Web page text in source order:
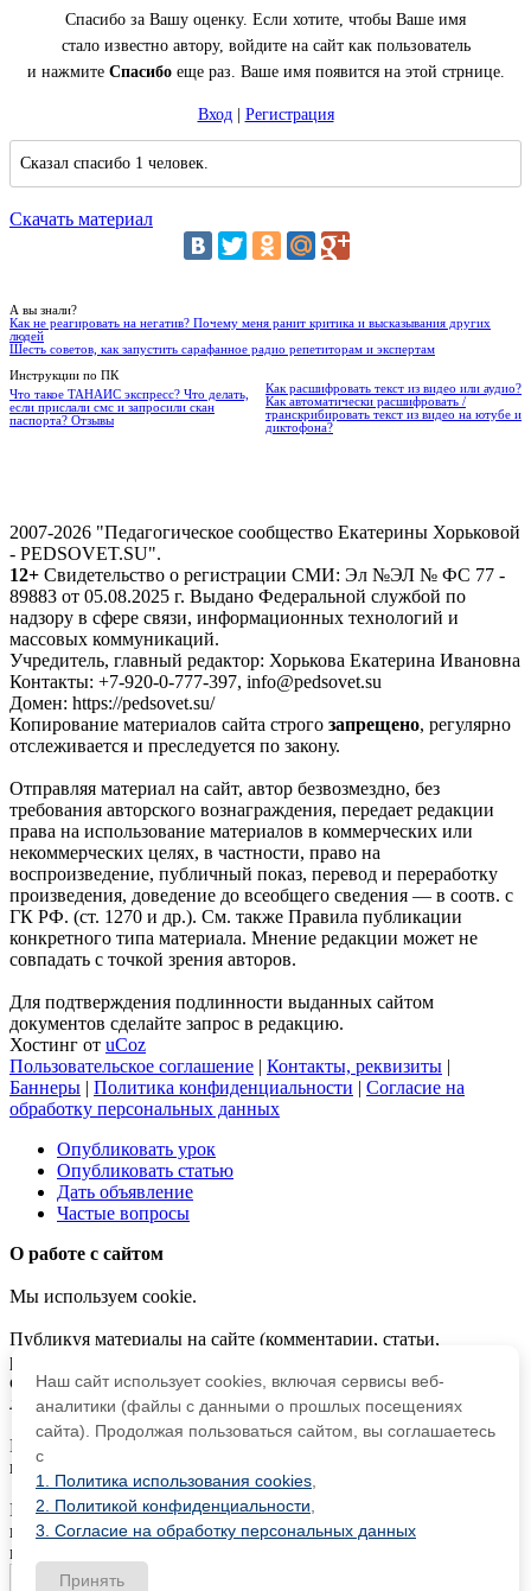
Спасибо за Вашу оценку. Если хотите, чтобы Ваше имя
стало известно автору, войдите на сайт как пользователь
и нажмите Спасибоеще раз. Ваше имя появится на этой стрнице.
Вход| Регистрация
Сказал спасибо 1 человек.
Скачать материал
А вы знали?
Как не реагировать на негатив? Почему меня ранит критика и высказывания других
людей
Шесть советов, как запустить сарафанное радио репетиторам и экспертам
Инструкции по ПК
Что такое ТАНАИС экспресс? Что делать,
если прислали смс и запросили скан
паспорта? Отзывы
Как расшифровать текст из видео или аудио?
Как автоматически расшифровать /
транскрибировать текст из видео на ютубе и
диктофона?
2007-2026 "Педагогическое сообщество Екатерины Хорьковой
- PEDSOVET.SU".
12+ Свидетельство о регистрации СМИ: Эл №ЭЛ № ФС 77 -
89883 от 05.08.2025 г. Выдано Федеральной службой по
надзору в сфере связи, информационных технологий и
массовых коммуникаций.
Учредитель, главный редактор: Хорькова Екатерина Ивановна
Контакты: +7-920-0-777-397, info@pedsovet.su
Домен: https://pedsovet.su/
Копирование материалов сайта строго запрещено, регулярно
отслеживается и преследуется по закону.
Отправляя материал на сайт, автор безвозмездно, без
требования авторского вознаграждения, передает редакции
права на использование материалов в коммерческих или
некоммерческих целях, в частности, право на
воспроизведение, публичный показ, перевод и переработку
произведения, доведение до всеобщего сведения — в соотв. с
ГК РФ. (ст. 1270 и др.). См. также Правила публикации
конкретного типа материала. Мнение редакции может не
совпадать с точкой зрения авторов.
Для подтверждения подлинности выданных сайтом
документов сделайте запрос в редакцию.
Хостинг от uCoz
Пользовательское соглашение | Контакты, реквизиты |
Баннеры | Политика конфиденциальности | Согласие на
обработку персональных данных
Опубликовать урок
Опубликовать статью
Дать объявление
Частые вопросы
О работе с сайтом
Мы используем cookie.
Публикуя материалы на сайте (комментарии, статьи,
разработки и др.), пользователи берут на себя всю
ответственность за содержание материалов и разрешение
любых спорных вопросов с третьми лицами.
При этом редакция сайта готова оказывать всяческую
поддержку как в публикации, так и других вопросах.
Если вы обнаружили, что на нашем сайте незаконно
используются материалы,сообщите администратору
материалы будут удалены.
Наш сайт использует cookies, включая сервисы веб-
аналитики (файлы с данными о прошлых посещениях
сайта). Продолжая пользоваться сайтом, вы соглашаетесь
с
1. Политика использования cookies
2. Политикой конфиденциальности
3. Согласие на обработку персональных данных
Принять